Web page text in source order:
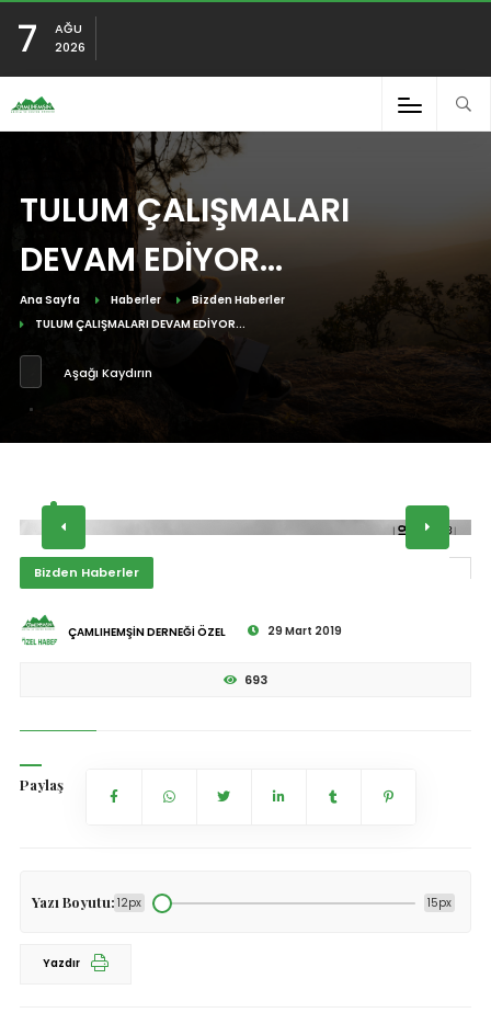
7
AĞU
2026
TULUM ÇALIŞMALARI
DEVAM EDİYOR...
Ana Sayfa Haberler
Bizden Haberler
TULUM ÇALIŞMALARI DEVAM EDİYOR...
Aşağı Kaydırın
Bizden Haberler
ÇAMLIHEMŞİN DERNEĞİ ÖZEL 29 Mart 2019
693
Paylaş
Yazı Boyutu: 12px 15px
Yazdır